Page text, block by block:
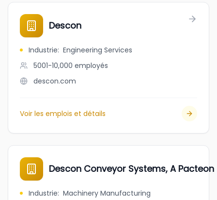
Descon
Industrie: Engineering Services
5001-10,000 employés
descon.com
Voir les emplois et détails
Descon Conveyor Systems, A
Industrie: Machinery Manufacturing